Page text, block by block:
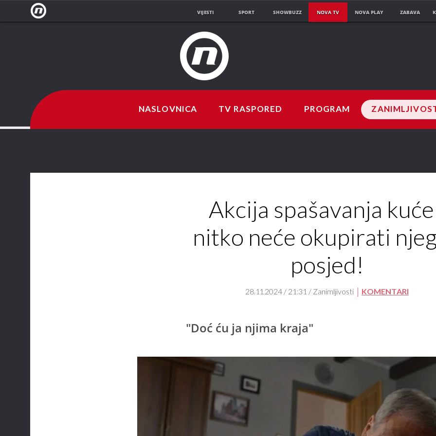
VIJESTI SPORT SHOWBUZZ NOVA TV NOVA PLAY ZABAVA
NASLOVNICA TV RASPORED PROGRAM
Akcija spašavanja
nitko neće okupirati
posjed!
28.11.2024 / 21:31 / Zanimljivosti KOMENTARI
"Doć ću ja njima kraja"